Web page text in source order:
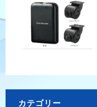
カテゴリー